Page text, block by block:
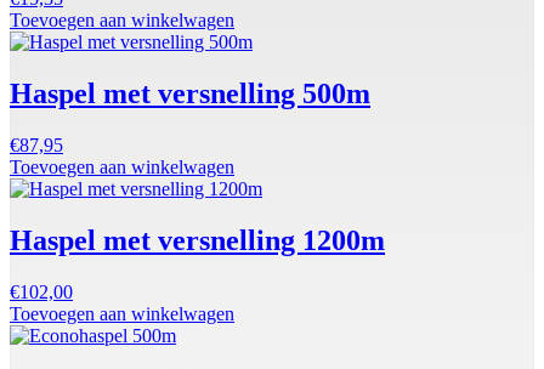
Toevoegen aan winkelwagen
Haspel met versnelling 500m
€87,95
Toevoegen aan winkelwagen
Haspel met versnelling 1200m
€102,00
Toevoegen aan winkelwagen